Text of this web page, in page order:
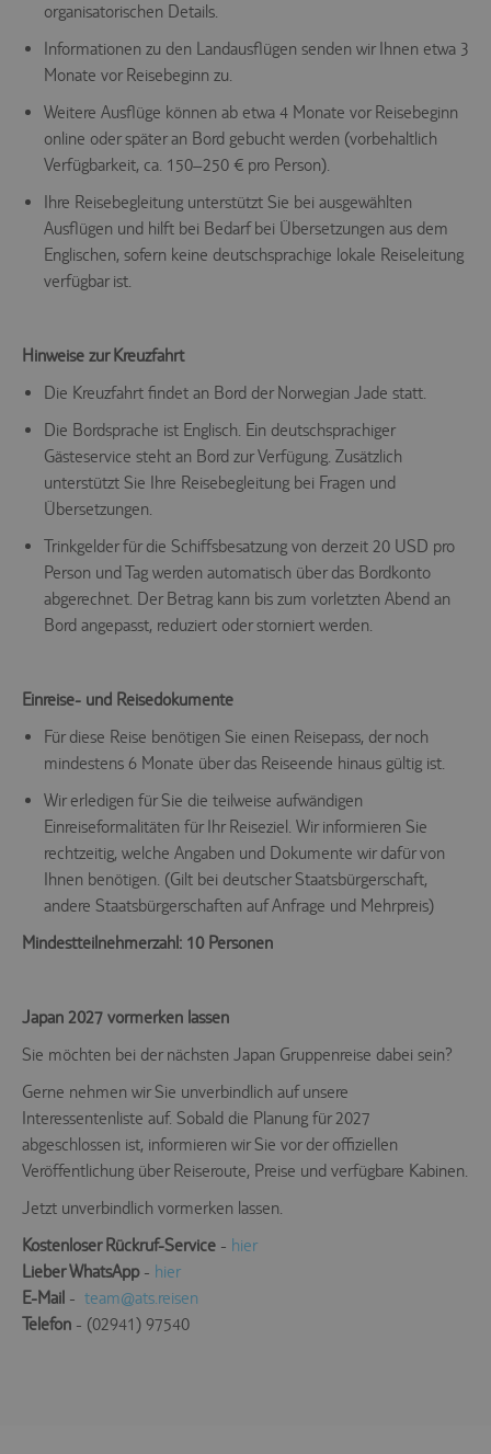
organisatorischen Details.
Informationen zu den Landausflügen senden wir Ihnen etwa 3
Monate vor Reisebeginn zu.
Weitere Ausflüge können ab etwa 4 Monate vor Reisebeginn
online oder später an Bord gebucht werden (vorbehaltlich
Verfügbarkeit, ca. 150–250 € pro Person).
Ihre Reisebegleitung unterstützt Sie bei ausgewählten
Ausflügen und hilft bei Bedarf bei Übersetzungen aus dem
Englischen, sofern keine deutschsprachige lokale Reiseleitung
verfügbar ist.
Hinweise zur Kreuzfahrt
Die Kreuzfahrt findet an Bord der Norwegian Jade statt.
Die Bordsprache ist Englisch. Ein deutschsprachiger
Gästeservice steht an Bord zur Verfügung. Zusätzlich
unterstützt Sie Ihre Reisebegleitung bei Fragen und
Übersetzungen.
Trinkgelder für die Schiffsbesatzung von derzeit 20 USD pro
Person und Tag werden automatisch über das Bordkonto
abgerechnet. Der Betrag kann bis zum vorletzten Abend an
Bord angepasst, reduziert oder storniert werden.
Einreise- und Reisedokumente
Für diese Reise benötigen Sie einen Reisepass, der noch
mindestens 6 Monate über das Reiseende hinaus gültig ist.
Wir erledigen für Sie die teilweise aufwändigen
Einreiseformalitäten für Ihr Reiseziel. Wir informieren Sie
rechtzeitig, welche Angaben und Dokumente wir dafür von
Ihnen benötigen. (Gilt bei deutscher Staatsbürgerschaft,
andere Staatsbürgerschaften auf Anfrage und Mehrpreis)
Mindestteilnehmerzahl: 10 Personen
Japan 2027 vormerken lassen
Sie möchten bei der nächsten Japan Gruppenreise dabei sein?
Gerne nehmen wir Sie unverbindlich auf unsere
Interessentenliste auf. Sobald die Planung für 2027
abgeschlossen ist, informieren wir Sie vor der offiziellen
Veröffentlichung über Reiseroute, Preise und verfügbare Kabinen.
Jetzt unverbindlich vormerken lassen.
Kostenloser Rückruf-Service - hier
Lieber WhatsApp - hier
E-Mail - team@ats.reisen
Telefon - (02941) 97540